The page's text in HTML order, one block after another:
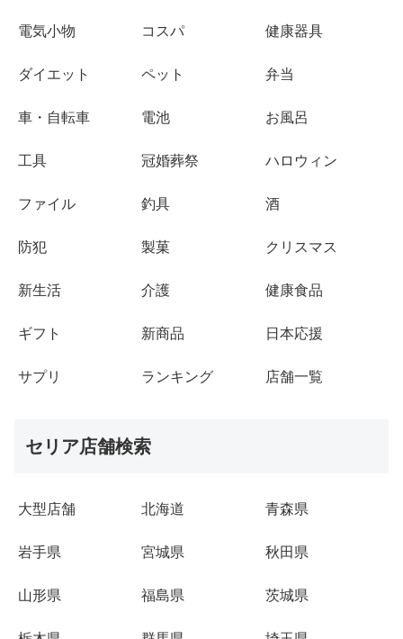
電気小物 コスパ 健康器具
ダイエット ペット 弁当
車・自転車 電池 お風呂
工具 冠婚葬祭 ハロウィン
ファイル 釣具 酒
防犯 製菓 クリスマス
新生活 介護 健康食品
ギフト 新商品 日本応援
サプリ ランキング 店舗一覧
セリア店舗検索
大型店舗 北海道 青森県
岩手県 宮城県 秋田県
山形県 福島県 茨城県